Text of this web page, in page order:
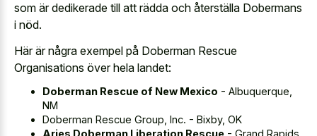
som är dedikerade till att rädda och återställa Dobermans
i nöd.
Här är några exempel på Doberman Rescue
Organisations över hela landet:
Doberman Rescue of New Mexico - Albuquerque,
NM
Doberman Rescue Group, Inc. - Bixby, OK